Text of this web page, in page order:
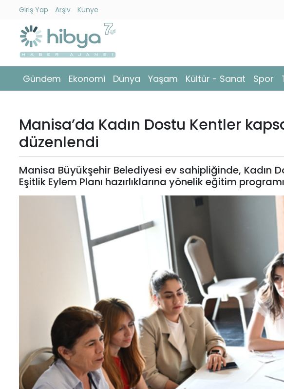
Giriş Yap Arşiv Künye
Gündem Ekonomi Dünya Yaşam Kültür - Sanat Spor
Gündem
Ekonomi
Yaşam
Kültür
Sanat
Manisa’da Kadın Dostu Kentler
düzenlendi
Manisa Büyükşehir Belediyesi ev sahipliğinde, Kadın
Eşitlik Eylem Planı hazırlıklarına yönelik eğitim